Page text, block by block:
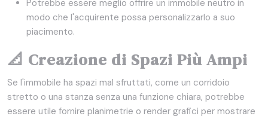
Potrebbe essere meglio offrire un immobile neutro in
modo che l'acquirente possa personalizzarlo a suo
piacimento.
📐 Creazione di Spazi Più Ampi
Se l'immobile ha spazi mal sfruttati, come un corridoio
stretto o una stanza senza una funzione chiara, potrebbe
essere utile fornire planimetrie o render grafici per mostrare